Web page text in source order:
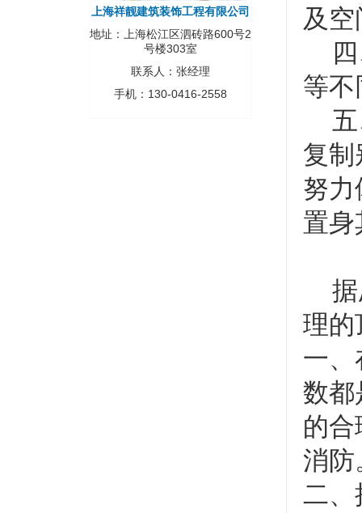
上海祥靓建筑装饰工程有限公司
地址：上海松江区泗砖路600号2
号楼303室
联系人：张经理
手机：130-0416-2558
及
四
等不
五
复制
努力
置身
据
理的
一、
数都
的
消防
二、